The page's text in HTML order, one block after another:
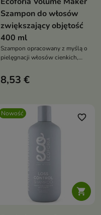
Szampon do włosów
zwiększający objętość
400 ml
Szampon opracowany z myślą o
pielęgnacji włosów cienkich,
objętości.
8,53 €
Nowość

favorite_border